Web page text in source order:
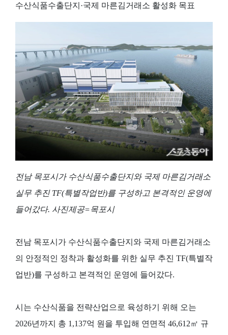
수산식품수출단지·국제 마른김거래소 활성화 목표
전남 목포시가 수산식품수출단지와 국제 마른김거래소
실무 추진 TF(특별작업반)를 구성하고 본격적인 운영에
들어갔다. 사진제공=목포시
전남 목포시가 수산식품수출단지와 국제 마른김거래소
의 안정적인 정착과 활성화를 위한 실무 추진 TF(특별작
업반)를 구성하고 본격적인 운영에 들어갔다.
시는 수산식품을 전략산업으로 육성하기 위해 오는
2026년까지 총 1,137억 원을 투입해 연면적 46,612㎡ 규